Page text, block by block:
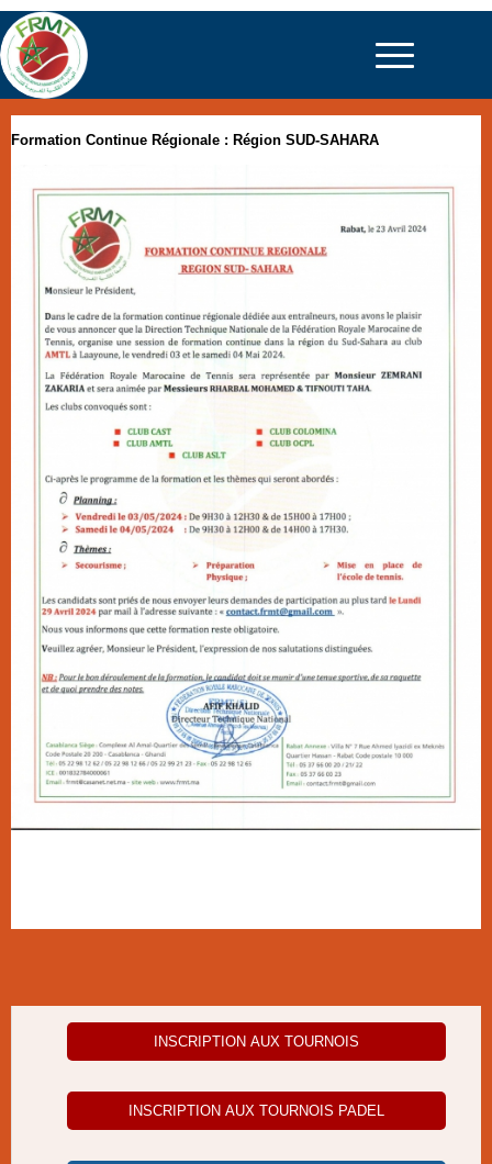
Formation Continue Régionale : Région SUD-SAHARA
INSCRIPTION AUX TOURNOIS
INSCRIPTION AUX TOURNOIS PADEL